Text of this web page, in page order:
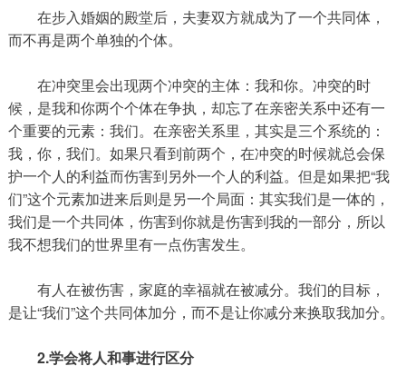
在步入婚姻的殿堂后，夫妻双方就成为了一个共同体，
而不再是两个单独的个体。
在冲突里会出现两个冲突的主体：我和你。冲突的时
候，是我和你两个个体在争执，却忘了在亲密关系中还有一
个重要的元素：我们。在亲密关系里，其实是三个系统的：
我，你，我们。如果只看到前两个，在冲突的时候就总会保
护一个人的利益而伤害到另外一个人的利益。但是如果把“我
们”这个元素加进来后则是另一个局面：其实我们是一体的，
我们是一个共同体，伤害到你就是伤害到我的一部分，所以
我不想我们的世界里有一点伤害发生。
有人在被伤害，家庭的幸福就在被减分。我们的目标，
是让“我们”这个共同体加分，而不是让你减分来换取我加分。
2.学会将人和事进行区分